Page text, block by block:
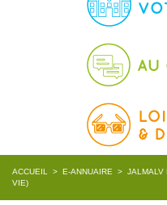
ACCUEIL > E-ANNUAIRE > JALMALV
VIE)